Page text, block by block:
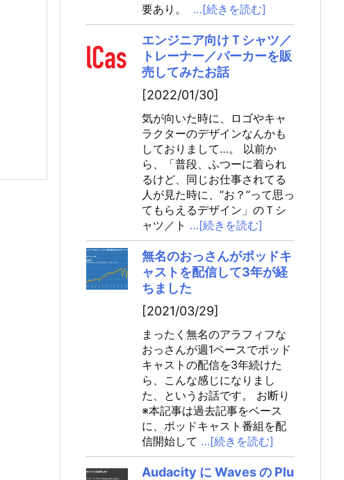
要あり。
…[続きを読む]
エンジニア向けＴシャツ／
トレーナー／パーカーを販
売してみたお話
[2022/01/30]
気が向いた時に、ロゴやキャ
ラクターのデザインなんかも
しておりまして…。 以前か
ら、「普段、ふつーに着られ
るけど、同じお仕事されてる
人が見た時に、”お？”って思っ
てもらえるデザイン」のＴシ
ャツ／ト …[続きを読む]
無名のおっさんがポッドキ
ャストを配信して3年が経
ちました
[2021/03/29]
まったく無名のアラフィフな
おっさんが週1ペースでポッド
キャストの配信を3年続けた
ら、こんな感じになりまし
た、というお話です。 お断り
※本記事は過去記事をベース
に、ポッドキャスト番組を配
信開始して …[続きを読む]
Audacity に Waves の Plu